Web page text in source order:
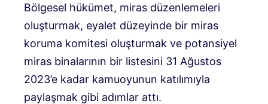
Bölgesel hükümet, miras düzenlemeleri
oluşturmak, eyalet düzeyinde bir miras
koruma komitesi oluşturmak ve potansiyel
miras binalarının bir listesini 31 Ağustos
2023’e kadar kamuoyunun katılımıyla
paylaşmak gibi adımlar attı.